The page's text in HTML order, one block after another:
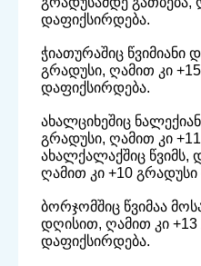
დაფიქსირდება.
ჭიათურაშიც წვიმიანი
გრადუსი, ღამით კი
დაფიქსირდება.
ახალციხეშიც
გრადუსი, ღამით კი
ახალქალაქშიც წვიმს,
ღამით კი +10 გრადუსი
ბორჯომშიც წვიმაა
დღისით, ღამით კი +13
დაფიქსირდება.